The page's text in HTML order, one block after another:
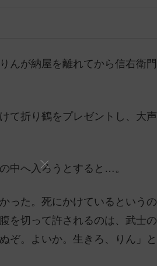
んが納屋を離れてから信右衛門
て折り鶴をプレゼントし、大声
中へ入ろうとすると…。
った。死にかけているというの
を切って許されるのは、武士の
ぞ。よいか。生きろ、りん」と